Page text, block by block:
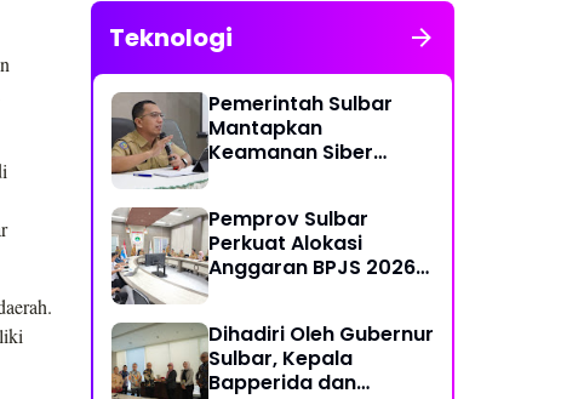
Teknologi
Pemerintah Sulbar
Mantapkan
Keamanan Siber
Enam Kabupaten
Pemprov Sulbar
Perkuat Alokasi
Anggaran BPJS 2026
Dihadiri Oleh Gubernur
Sulbar, Kepala
Bapperida dan